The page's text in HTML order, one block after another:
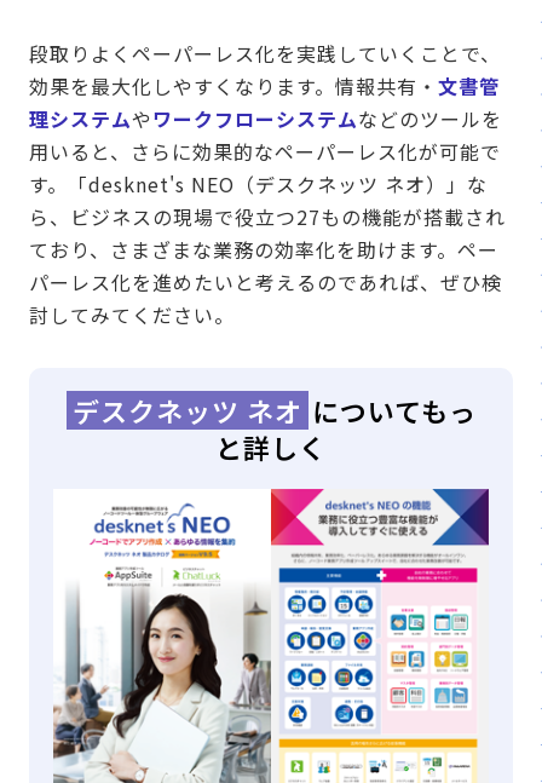
段取りよくペーパーレス化を実践していくことで、
効果を最大化しやすくなります。情報共有・ 文書管
理システムやワークフローシステムなどのツールを
用いると、さらに効果的なペーパーレス化が可能で
す。「desknet's NEO（デスクネッツ ネオ）」な
ら、ビジネスの現場で役立つ27もの機能が搭載され
ており、さまざまな業務の効率化を助けます。ペー
パーレス化を進めたいと考えるのであれば、ぜひ検
討してみてください。
デスクネッツ ネオ についてもっ
と詳しく